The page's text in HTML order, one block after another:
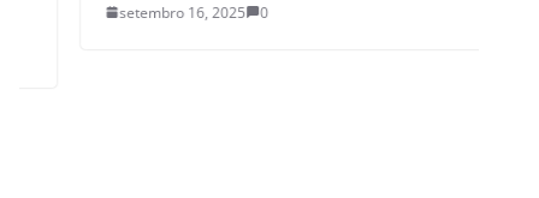
setembro 16, 2025 0